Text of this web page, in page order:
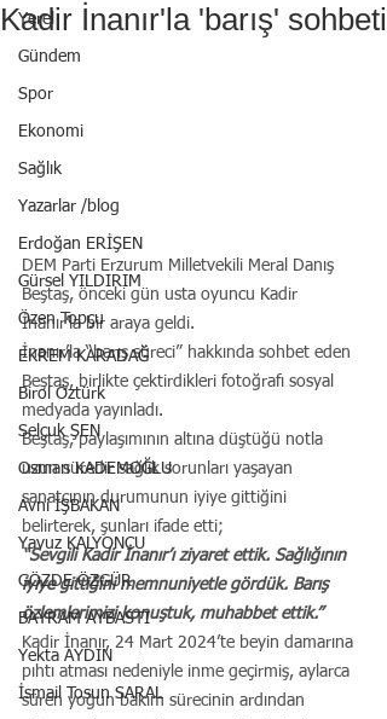
Yerel
Gündem
Spor
Ekonomi
Sağlık
Yazarlar /blog
Erdoğan ERİŞEN
Gürsel YILDIRIM
Özen Topçu
EKREM KARADAĞ
Birol Öztürk
Selçuk ŞEN
Osman KADEMOĞLU
Avni İŞBAKAN
Yavuz KALYONCU
GÖZDE ÖZGÜR
BAYRAM AYBASTI
Yekta AYDIN
İsmail Tosun SARAL
Kadir İnanır'la 'barış' sohbeti
DEM Parti Erzurum Milletvekili Meral Danış
Beştaş, önceki gün usta oyuncu Kadir
İnanır’la bir araya geldi.
İnanır’la “barış süreci” hakkında sohbet eden
Beştaş, birlikte çektirdikleri fotoğrafı sosyal
medyada yayınladı.
Beştaş, paylaşımının altına düştüğü notla
uzun süredir sağlık sorunları yaşayan
sanatçının durumunun iyiye gittiğini
belirterek, şunları ifade etti;
“Sevgili Kadir İnanır’ı ziyaret ettik. Sağlığının
iyiye gittiğini memnuniyetle gördük. Barış
özlemlerimizi konuştuk, muhabbet ettik.”
Kadir İnanır, 24 Mart 2024’te beyin damarına
pıhtı atması nedeniyle inme geçirmiş, aylarca
süren yoğun bakım sürecinin ardından